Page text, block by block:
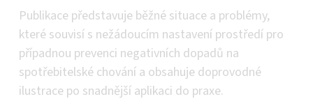
Publikace představuje běžné situace a problémy,
které souvisí s nežádoucím nastavení prostředí pro
případnou prevenci negativních dopadů na
spotřebitelské chování a obsahuje doprovodné
ilustrace po snadnější aplikaci do praxe.